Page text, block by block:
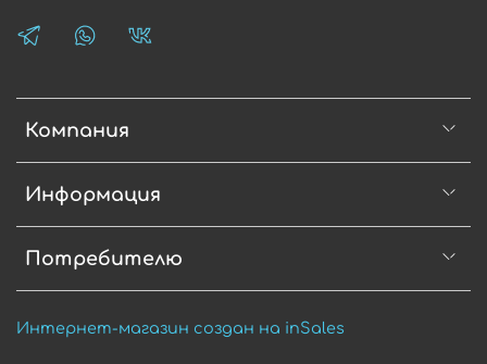
Компания
Информация
Потребителю
Интернет-магазин создан на inSales